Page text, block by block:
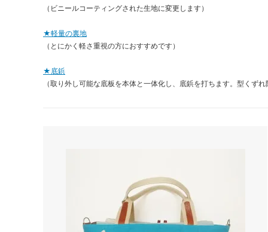
（ビニールコーティングされた生地に変更します）
★軽量の裏地
（とにかく軽さ重視の方におすすめです）
★底鋲
（取り外し可能な底板を本体と一体化し、底鋲を打ちます。型くず